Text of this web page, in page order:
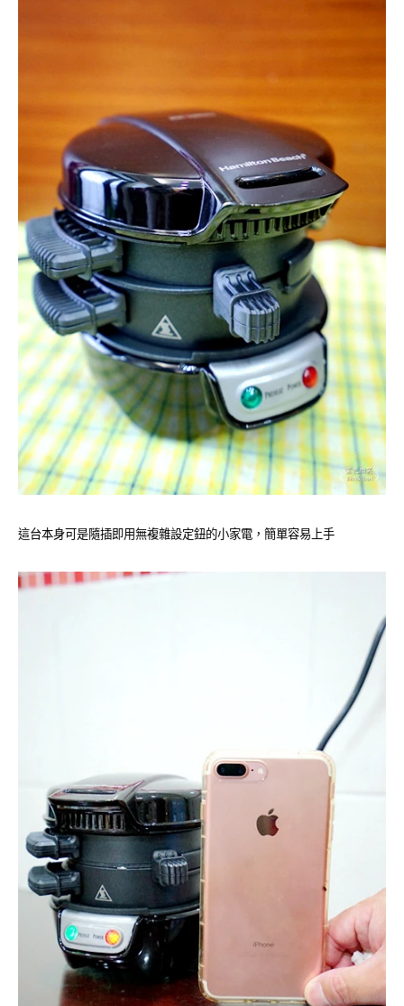
這台本身可是隨插即用無複雜設定鈕的小家電，簡單容易上手